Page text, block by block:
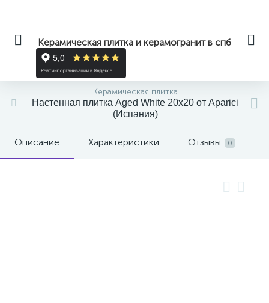
Керамическая плитка и керамогранит в спб
Керамическая плитка
Настенная плитка Aged White 20x20 от Aparici
(Испания)
Описание Характеристики Отзывы 0